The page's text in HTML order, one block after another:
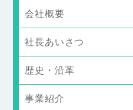
会社概要
社長あいさつ
歴史・沿革
事業紹介